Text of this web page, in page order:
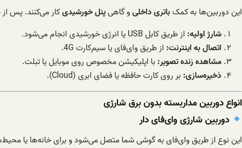
این دوربین‌ها به کمکباتری داخلیو گاهیپنل خورشیدیکار می‌کنند. پس از
شارژ اولیه: از طریق کابل USB یا انرژی خورشیدی انجام می‌شود.
اتصال به اینترنت: از طریق وای‌فای یا سیم‌کارت 4G.
مشاهده زنده تصویر: با اپلیکیشن مخصوص روی موبایل یا تبلت.
ذخیره‌سازی: بر روی کارت حافظه یا فضای ابری (Cloud).
انواع دوربین مداربسته بدون برق شارژی
دوربین شارژی وای‌فای دار
این نوع از طریق وای‌فای به گوشی شما متصل می‌شود و برای خانه‌ها یا